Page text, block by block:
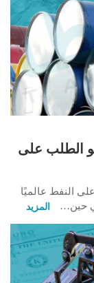
الطلب على
النفط عالميًا
المزيد